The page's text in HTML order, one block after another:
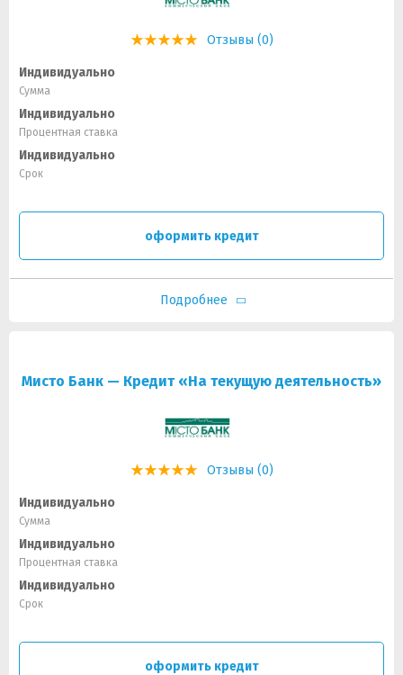
Отзывы (0)
Индивидуально
Сумма
Индивидуально
Процентная ставка
Индивидуально
Срок
оформить кредит
Подробнее
Мисто Банк — Кредит «На текущую деятельность»
Отзывы (0)
Индивидуально
Сумма
Индивидуально
Процентная ставка
Индивидуально
Срок
оформить кредит